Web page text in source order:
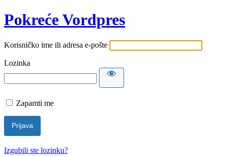
Pokreće Vordpres
Korisničko ime ili adresa e-pošte
Lozinka
Zapamti me
Izgubili ste lozinku?